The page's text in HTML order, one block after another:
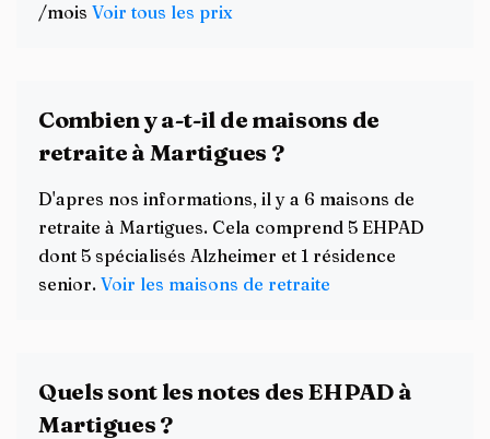
/mois Voir tous les prix
Combien y a-t-il de maisons de
retraite à Martigues ?
D'apres nos informations, il y a 6 maisons de
retraite à Martigues. Cela comprend 5 EHPAD
dont 5 spécialisés Alzheimer et 1 résidence
senior. Voir les maisons de retraite
Quels sont les notes des EHPAD à
Martigues ?